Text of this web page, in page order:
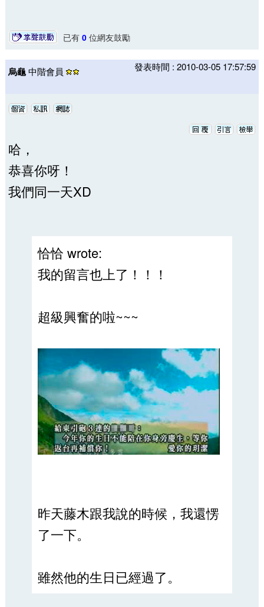
已有 0位網友鼓勵
烏龜中階會員 發表時間 : 2010-03-05 17:57:59
哈，
恭喜你呀！
我們同一天XD
恰恰 wrote:
我的留言也上了！！！
超級興奮的啦~~~
昨天藤木跟我說的時候，我還愣
了一下。
雖然他的生日已經過了。